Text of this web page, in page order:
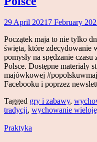
29 April 2021 7 February
Początek maja to nie tylko
święta, które zdecydowanie
pomysły na spędzanie
Polsce. Dostępne materiały
majówkowej
Facebooku i poprzez
Tagged gry i zabawy,
tradycji, wychowanie
Praktyka